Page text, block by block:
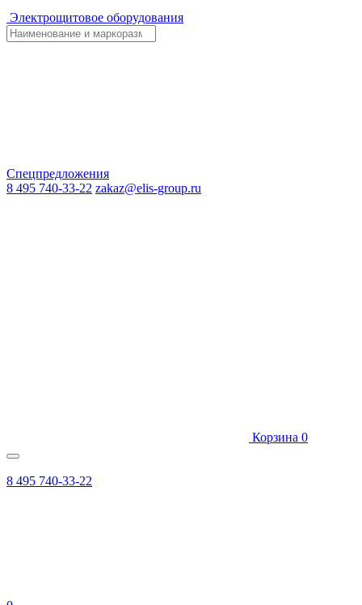
Электрощитовое оборудования
Спецпредложения
8 495 740-33-22 zakaz@elis-group.ru
Корзина 0
8 495 740-33-22